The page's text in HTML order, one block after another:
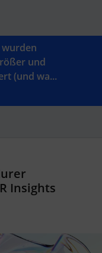
wurden
und
(und wa...
Insights